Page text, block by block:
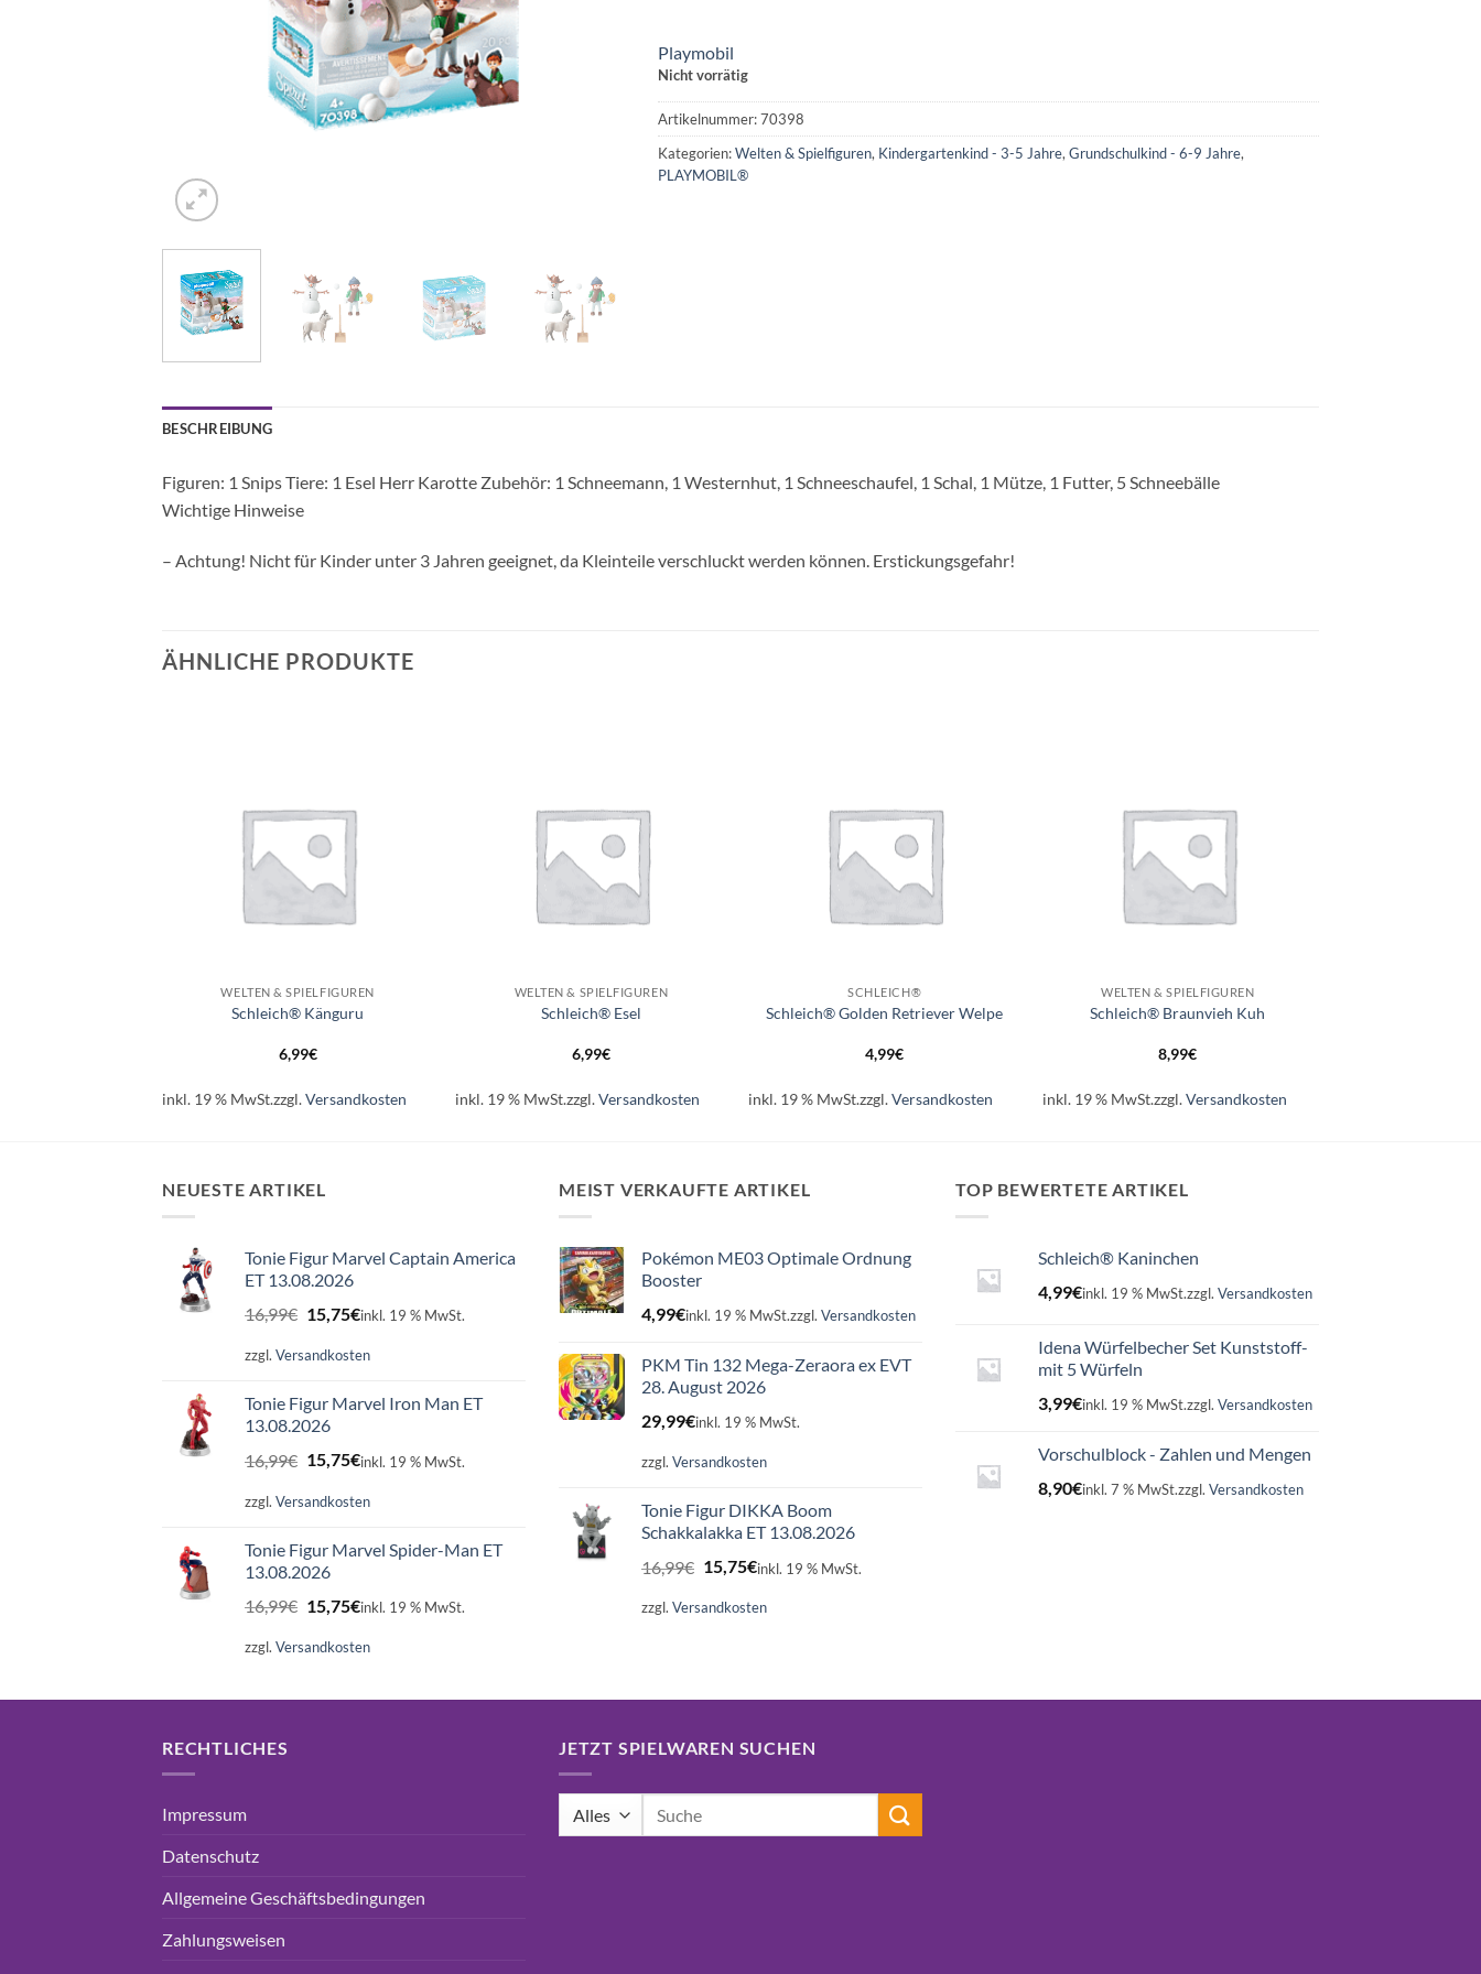
Playmobil
Nicht vorrätig
Artikelnummer:70398
Kategorien:Welten & Spielfiguren, Kindergartenkind - 3-5 Jahre, Grundschulkind - 6-9 Jahre,
PLAYMOBIL®
BESCHREIBUNG
Figuren: 1 Snips Tiere: 1 Esel Herr Karotte Zubehör: 1 Schneemann, 1 Westernhut, 1 Schneeschaufel, 1 Schal, 1 Mütze, 1 Futter, 5 Schneebälle
Wichtige Hinweise
– Achtung! Nicht für Kinder unter 3 Jahren geeignet, da Kleinteile verschluckt werden können. Erstickungsgefahr!
ÄHNLICHE PRODUKTE
WELTEN & SPIELFIGUREN
Schleich® Känguru
6,99€
inkl. 19 % MwSt.zzgl.Versandkosten
WELTEN & SPIELFIGUREN
Schleich® Esel
6,99€
inkl. 19 % MwSt.zzgl.Versandkosten
SCHLEICH®
Schleich® Golden Retriever Welpe
4,99€
inkl. 19 % MwSt.zzgl.Versandkosten
WELTEN & SPIELFIGUREN
Schleich® Braunvieh Kuh
8,99€
inkl. 19 % MwSt.zzgl.Versandkosten
NEUESTE ARTIKEL
Tonie Figur Marvel Captain America
ET 13.08.2026
16,99€ Ursprünglicher
Preis
war:
15,75€Aktueller
ist:
inkl. 19 % MwSt.
zzgl. Versandkosten
Tonie Figur Marvel Iron Man ET
13.08.2026
16,99€ Ursprünglicher
war:
15,75€Aktueller
ist:
inkl. 19 % MwSt.
zzgl. Versandkosten
Tonie Figur Marvel Spider-Man ET
13.08.2026
16,99€ Ursprünglicher
Preis
war:
15,75€Aktueller
ist:
inkl. 19 % MwSt.
zzgl. Versandkosten
MEIST VERKAUFTE ARTIKEL
Pokémon ME03 Optimale Ordnung
Booster
4,99€inkl. 19 % MwSt.zzgl. Versandkosten
PKM Tin 132 Mega-Zeraora ex EVT
28. August 2026
29,99€inkl. 19 % MwSt.
zzgl. Versandkosten
Tonie Figur DIKKA Boom
Schakkalakka ET 13.08.2026
16,99€ Ursprünglicher
war:
15,75€Aktueller
ist:
inkl. 19 % MwSt.
zzgl. Versandkosten
TOP BEWERTETE ARTIKEL
Schleich® Kaninchen
4,99€inkl. 19 % MwSt.zzgl. Versandkosten
Idena Würfelbecher Set Kunststoff-
mit 5 Würfeln
3,99€inkl. 19 % MwSt.zzgl. Versandkosten
Vorschulblock - Zahlen und Mengen
8,90€inkl. 7 % MwSt.zzgl. Versandkosten
RECHTLICHES
Impressum
Datenschutz
Allgemeine Geschäftsbedingungen
Zahlungsweisen
JETZT SPIELWAREN SUCHEN